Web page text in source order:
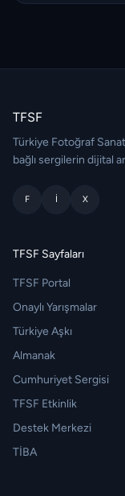
TFSF
Türkiye Fotoğraf
bağlı sergilerin dijital
F I X
TFSF Sayfaları
TFSF Portal
Onaylı Yarışmalar
Türkiye Aşkı
Almanak
Cumhuriyet Sergisi
TFSF Etkinlik
Destek Merkezi
TİBA